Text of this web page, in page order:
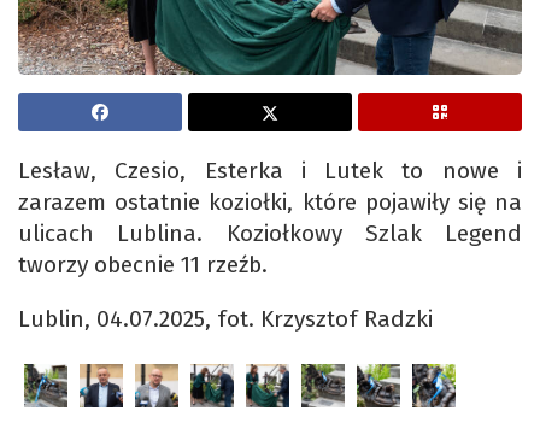
Lesław, Czesio, Esterka i Lutek to nowe i
zarazem ostatnie koziołki, które pojawiły się na
ulicach Lublina. Koziołkowy Szlak Legend
tworzy obecnie 11 rzeźb.
Lublin, 04.07.2025, fot. Krzysztof Radzki